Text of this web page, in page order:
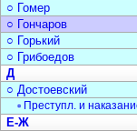
○ Гомер
○ Гончаров
○ Горький
○ Грибоедов
Д
○ Достоевский
▫ Преступл. и
Е-Ж